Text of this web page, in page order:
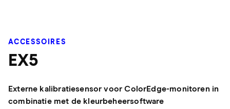
ACCESSOIRES
EX5
Externe kalibratiesensor voor ColorEdge-monitoren in
combinatie met de kleurbeheersoftware